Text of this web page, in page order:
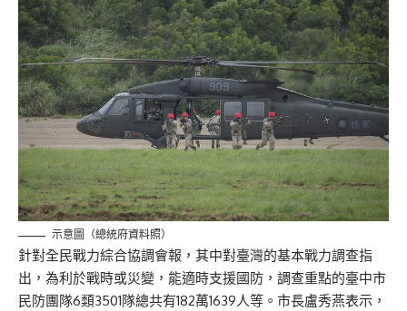
示意圖（總統府資料照）
針對全民戰力綜合協調會報，其中對臺灣的基本戰力調查指
出，為利於戰時或災變，能適時支援國防，調查重點的臺中市
民防團隊6類3501隊總共有182萬1639人等。市長盧秀燕表示，